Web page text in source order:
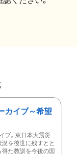
カイブ～希望
ブ。東日本大震災
況を後世に残すとと
得た教訓を今後の国